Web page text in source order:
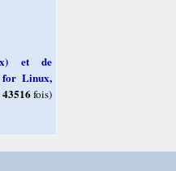
et de
for Linux,
43516fois)